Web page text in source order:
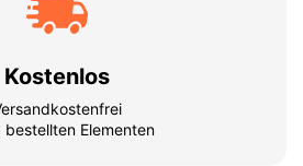
Kostenlos
bestellten Elementen